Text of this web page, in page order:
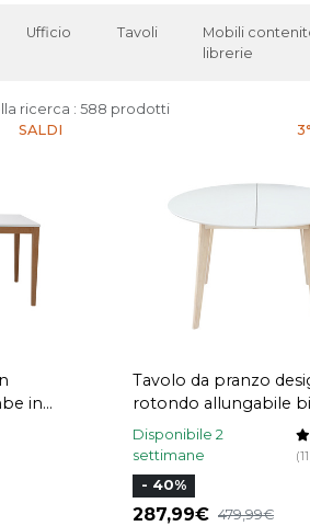
Ufficio Tavoli
Mobili
librerie
ricerca : 588 prodotti
SALDI
in
Tavolo da pranzo
rotondo allungabile
legno L120-150 LEENA
Disponibile 2
settimane
- 40%
287,99 479,99